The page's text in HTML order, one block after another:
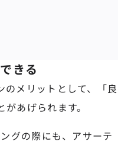
きる
のメリットとして、「良
あげられます。
グの際にも、アサーテ